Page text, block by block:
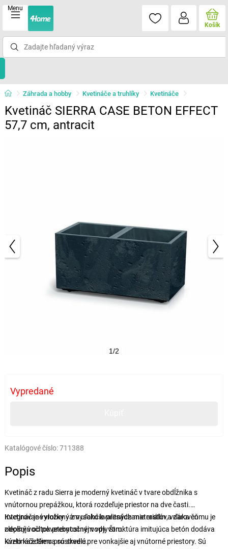
Menu
Košík
Záhrada a hobby Kvetináče a truhlíky Kvetináče
Kvetináč SIERRA CASE BETON EFFECT
57,7 cm, antracit
1/2
Vypredané
Katalógové číslo:711388
Popis
Kvetináč z radu Sierra je moderný kvetináč v tvare obdĺžnika s
vnútornou prepážkou, ktorá rozdeľuje priestor na dve časti.
Integrované vložky vám uľahčia presádzanie rastlín a zároveň
zlepšujú odtok prebytočnej vody. Štruktúra imitujúca betón dodáva
kúzlo každému prostrediu.
Kvetináč je vyrobený z vysoko kvalitných materiálov, vďaka čomu je
odolný voči poveternostným vplyvom.
Kvetináče Sierra sú skvelé pre vonkajšie aj vnútorné priestory. Sú